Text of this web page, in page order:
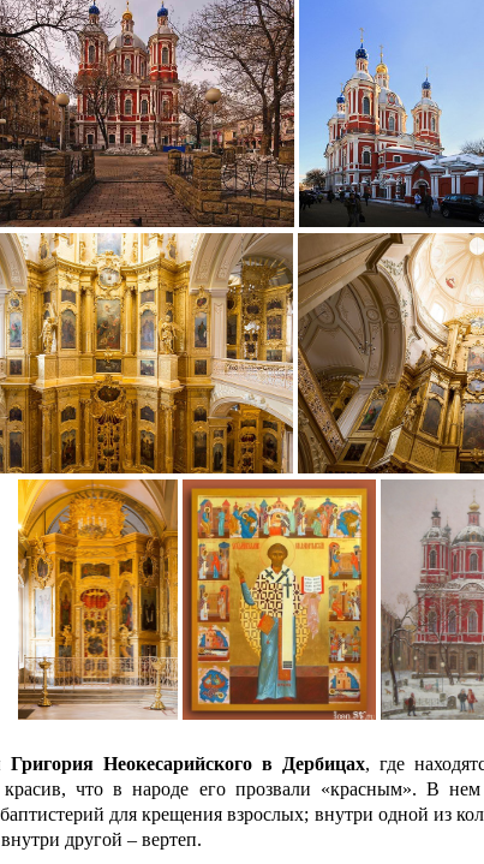
Неокесарийского в Дербицах, где
красив, что в народе его прозвали «красным». В нем
для крещения взрослых; внутри одной из
другой – вертеп.